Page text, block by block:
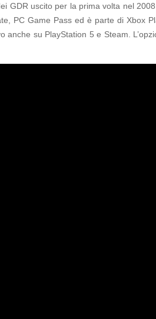
GDR uscito per la prima volta nel
PC Game Pass ed è parte di Xbox
anche su PlayStation 5 e Steam.